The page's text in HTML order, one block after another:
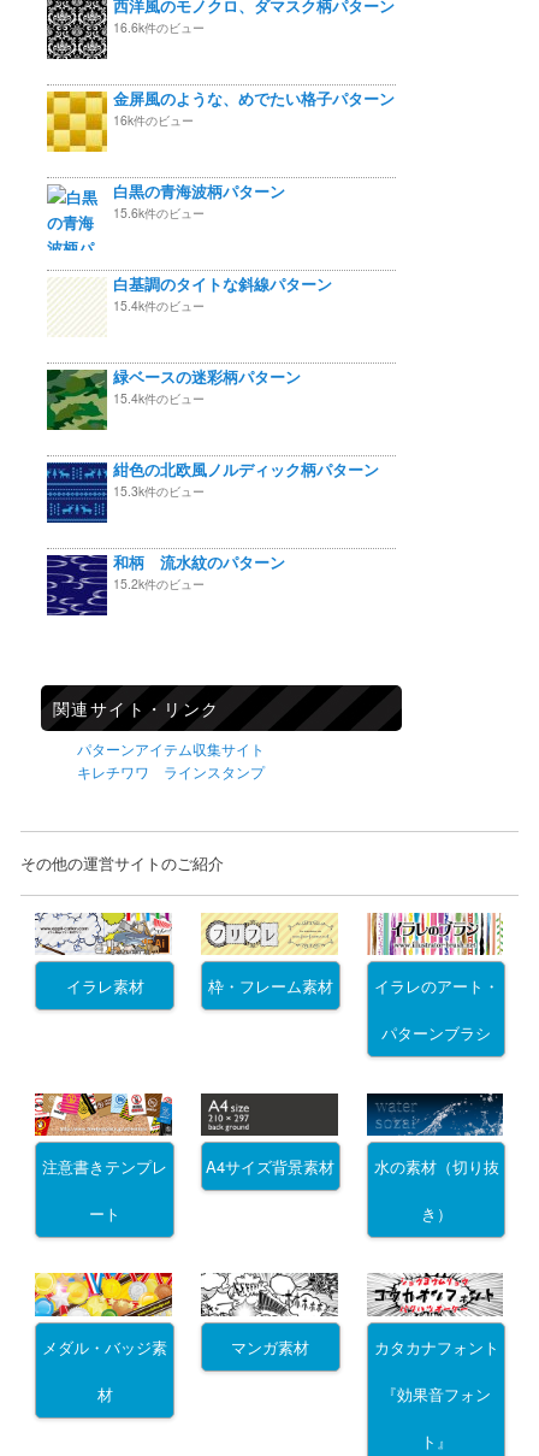
西洋風のモノクロ、ダマスク柄パターン
16.6k件のビュー
金屏風のような、めでたい格子パターン
16k件のビュー
白黒の青海波柄パターン
15.6k件のビュー
白基調のタイトな斜線パターン
15.4k件のビュー
緑ベースの迷彩柄パターン
15.4k件のビュー
紺色の北欧風ノルディック柄パターン
15.3k件のビュー
和柄 流水紋のパターン
15.2k件のビュー
関連サイト・リンク
パターンアイテム収集サイト
キレチワワ ラインスタンプ
その他の運営サイトのご紹介
イラレ素材 枠・フレーム素材 イラレのアート・
パターンブラシ
注意書きテンプレ
ート
A4サイズ背景素材 水の素材（切り抜
き）
メダル・バッジ素
材
マンガ素材 カタカナフォント
『効果音フォン
ト』